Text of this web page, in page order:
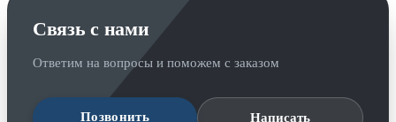
Связь с нами
Ответим на вопросы и поможем с заказом
Позвонить Написать